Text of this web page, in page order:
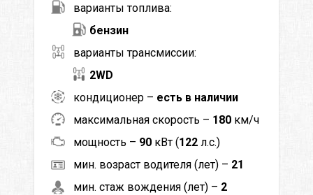
варианты топлива:
бензин
варианты трансмиссии:
2WD
кондиционер – есть в наличии
максимальная скорость – 180 км/ч
мощность – 90 кВт (122 л.с.)
мин. возраст водителя (лет) – 21
мин. стаж вождения (лет) – 2